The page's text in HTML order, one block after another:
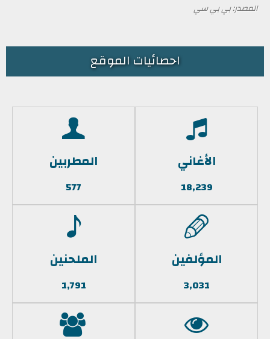
المصدر: بي بي سي
احصائيات الموقع
الأغاني
18,239
المطربين
577
المؤلفين
3,031
الملحنين
1,791